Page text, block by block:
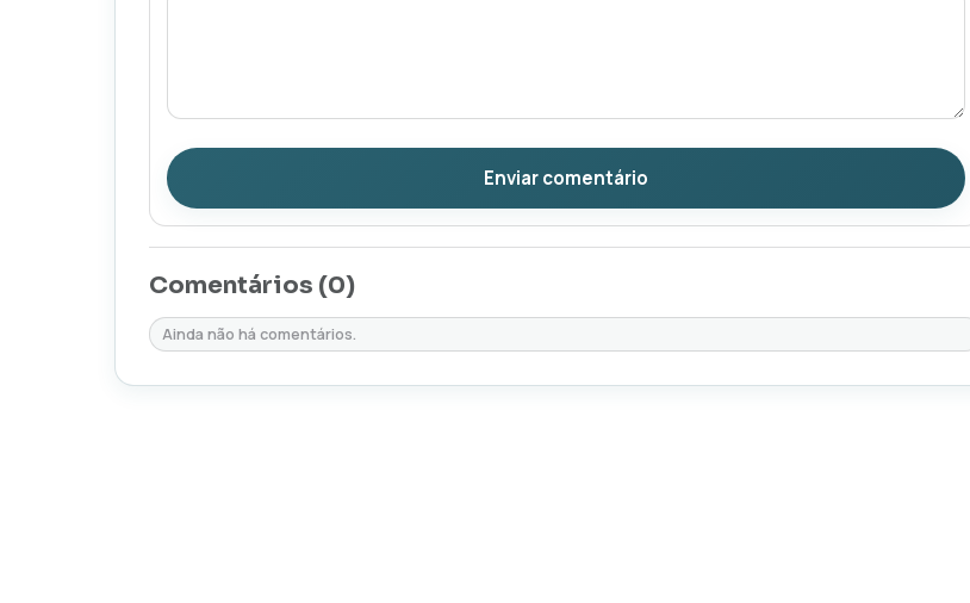
Enviar comentário
Comentários (0)
Ainda não há comentários.